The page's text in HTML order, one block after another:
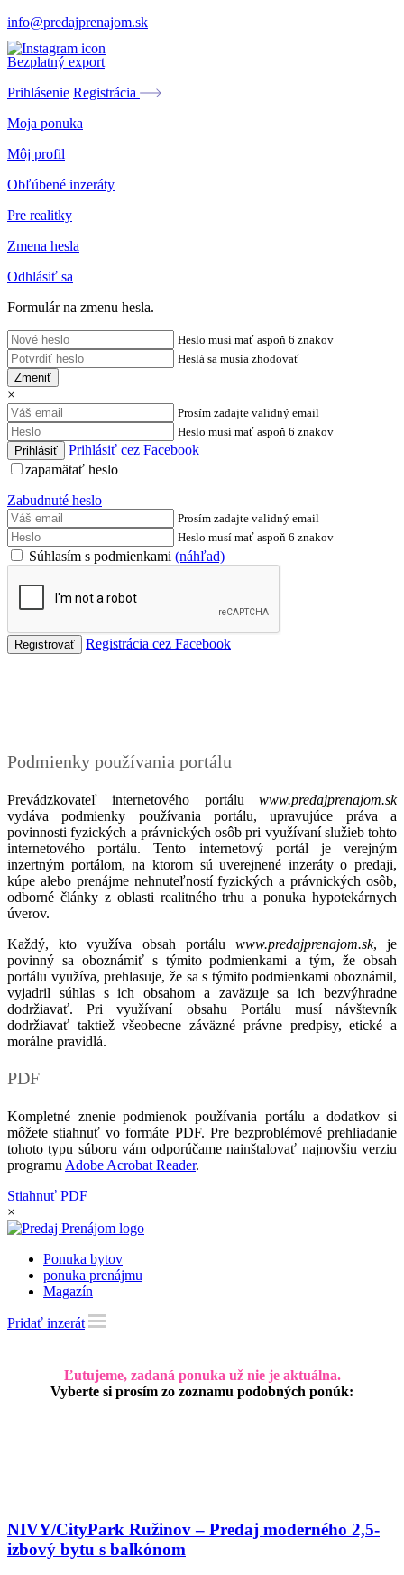
info@predajprenajom.sk
Bezplatný export
Prihlásenie Registrácia
Moja ponuka
Môj profil
Obľúbené inzeráty
Pre realitky
Zmena hesla
Odhlásiť sa
Formulár na zmenu hesla.
Heslo musí mať aspoň 6 znakov
Heslá sa musia zhodovať
Zmeniť
×
Prosím zadajte validný email
Heslo musí mať aspoň 6 znakov
Prihlásiť cez Facebook
zapamätať heslo
Zabudnuté heslo
Prosím zadajte validný email
Heslo musí mať aspoň 6 znakov
Súhlasím s podmienkami (náhľad)
Registrácia cez Facebook
Podmienky používania portálu
Prevádzkovateľ internetového portálu www.predajprenajom.sk
vydáva podmienky používania portálu, upravujúce práva a
povinnosti fyzických a právnických osôb pri využívaní služieb tohto
internetového portálu. Tento internetový portál je verejným
inzertným portálom, na ktorom sú uverejnené inzeráty o predaji,
kúpe alebo prenájme nehnuteľností fyzických a právnických osôb,
odborné články z oblasti realitného trhu a ponuka hypotekárnych
úverov.
Každý, kto využíva obsah portálu www.predajprenajom.sk, je
povinný sa oboznámiť s týmito podmienkami a tým, že obsah
portálu využíva, prehlasuje, že sa s týmito podmienkami oboznámil,
vyjadril súhlas s ich obsahom a zaväzuje sa ich bezvýhradne
dodržiavať. Pri využívaní obsahu Portálu musí návštevník
dodržiavať taktiež všeobecne záväzné právne predpisy, etické a
morálne pravidlá.
PDF
Kompletné znenie podmienok používania portálu a dodatkov si
môžete stiahnuť vo formáte PDF. Pre bezproblémové prehliadanie
tohoto typu súboru vám odporúčame nainštalovať najnovšiu verziu
programu Adobe Acrobat Reader.
Stiahnuť PDF
×
Ponuka bytov
ponuka prenájmu
Magazín
Pridať inzerát
Ľutujeme, zadaná ponuka už nie je aktuálna.
Vyberte si prosím zo zoznamu podobných ponúk:
NIVY/CityPark Ružinov – Predaj moderného 2,5-
izbový bytu s balkónom